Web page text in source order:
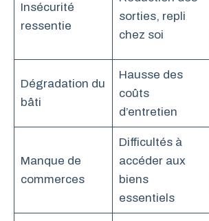
Insécurité
ressentie
sorties, repli
chez soi
Dégradation du
bâti
Hausse des
coûts
d’entretien
Manque de
commerces
Difficultés à
accéder aux
biens
essentiels